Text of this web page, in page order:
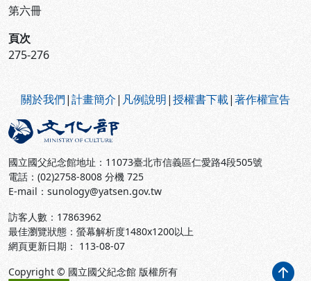
第六冊
頁次
275-276
關於我們|計畫簡介| 凡例說明|授權書下載|著作權宣告
國立國父紀念館地址：11073臺北市信義區仁愛路4段505號
電話：(02)2758-8008 分機 725
E-mail：sunology@yatsen.gov.tw
訪客人數： 17863962
最佳瀏覽狀態：螢幕解析度1480x1200以上
網頁更新日期： 113-08-07
Copyright © 國立國父紀念館 版權所有